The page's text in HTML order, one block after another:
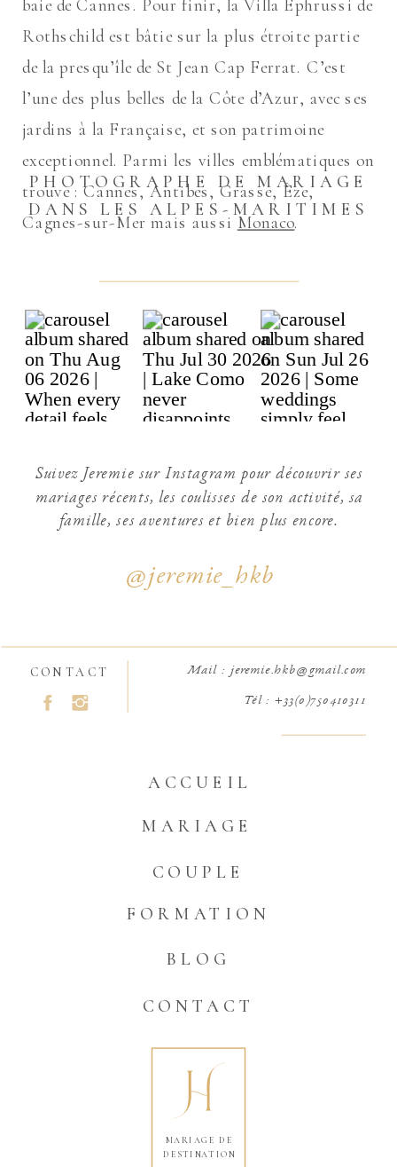
baie de Cannes. Pour finir, la Villa Ephrussi de
Rothschild est bâtie sur la plus étroite partie
de la presqu’île de St Jean Cap Ferrat. C’est
l’une des plus belles de la Côte d’Azur, avec ses
jardins à la Française, et son patrimoine
exceptionnel. Parmi les villes emblématiques on
trouve : Cannes, Antibes, Grasse, Èze,
Cagnes-sur-Mer mais aussiMonaco.
PHOTOGRAPHE DE MARIAGE
DANS LES ALPES-MARITIMES
@jeremie_hkb
Suivez Jeremie sur Instagram pour découvrir ses
mariages récents, les coulisses de son activité, sa
famille, ses aventures et bien plus encore.
CONTACT Mail : jeremie.hkb@gmail.com
Tél : +33(0)750410311
ACCUEIL
MARIAGE
COUPLE
FORMATION
BLOG
CONTACT
MARIAGE DE
DESTINATION